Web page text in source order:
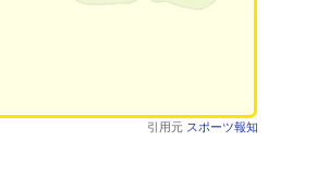
引用元 スポーツ報知